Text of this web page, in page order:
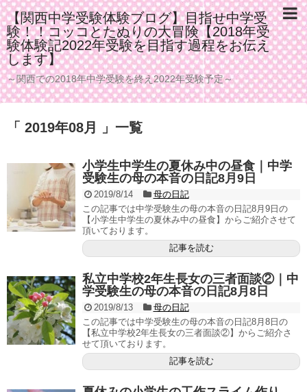
【関西中学受験体験ブログ】目指せ中学受
験！！コッコとたぬりの大冒険【2018年受
験体験記2022年受験を目指す過程をお伝え
します】
～関西での2018年中学受験を終え2022年受験予定～
「 2019年08月 」一覧
小学生中学生の夏休み中の昼食｜中学
受験生の母の本音の日記8月9日
2019/8/14
母の日記
この記事では中学受験生の母の本音の日記8月9日の
【小学生中学生の夏休み中の昼食】からご紹介させて
頂いております。
記事を読む
私立中学校2年生長女の三者面談②｜中
学受験生の母の本音の日記8月8日
2019/8/13
母の日記
この記事では中学受験生の母の本音の日記8月8日の
【私立中学校2年生長女の三者面談②】からご紹介さ
せて頂いております。
記事を読む